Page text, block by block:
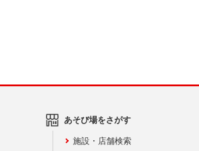
あそび場をさがす
施設・店舗検索